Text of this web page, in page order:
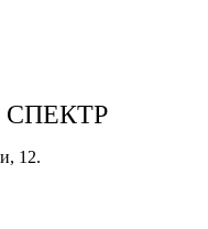
СПЕКТР
12.